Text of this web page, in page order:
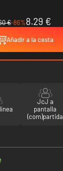
€-86%8.29 €
Añadir a la cesta
JcJ a
pantalla
(com)partida